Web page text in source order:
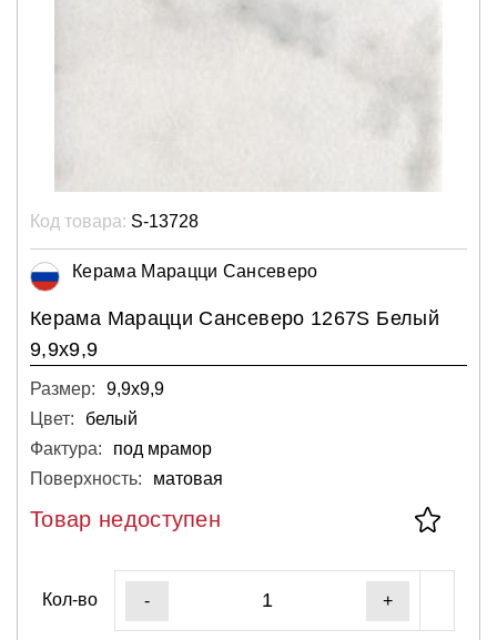
Код товара: S-13728
Керама Марацци Сансеверо
Керама Марацци Сансеверо 1267S Белый
9,9х9,9
Размер:
9,9х9,9
Цвет:
белый
Фактура:
под мрамор
Поверхность:
матовая
Товар недоступен
Кол-во - +